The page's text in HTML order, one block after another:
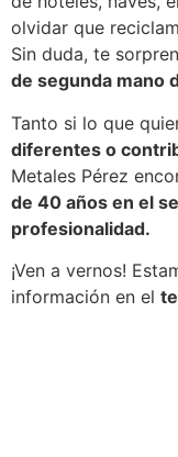
olvidar que
Sin duda, te
de segunda mano
Tanto si lo que
diferentes o
Metales Pérez
de 40 años en el
profesionalidad.
¡Ven a vernos!
información en el